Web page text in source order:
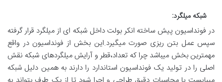
شبکه میلگرد:
در فونداسیون پیش ساخته انکر بولت داخل شبکه ای از میلگرد قرار گرفته
سپس عمل بتن ریزی صورت میگیرد.این بخش از فونداسیون در واقع
مهمترین بخش میباشد چرا که تعداد،قطر و آرایش میلگردهای شبکه نقش
اصلی را در تولید یک فونداسیون استاندارد را دارند به همین دلیل شبکه